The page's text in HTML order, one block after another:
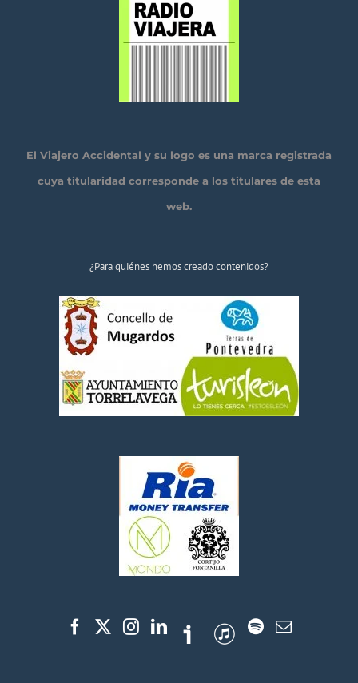
El Viajero Accidental y su logo es una marca registrada
cuya titularidad corresponde a los titulares de esta
web.
¿Para quiénes hemos creado contenidos?